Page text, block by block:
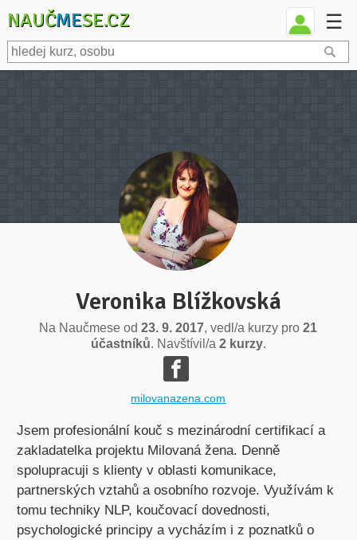
NAUČMESE.CZ ☰
Veronika Blížkovská
Na Naučmese od23. 9. 2017, vedl/a kurzy pro21
účastníků. Navštívil/a 2 kurzy.
milovanazena.com
Jsem profesionální kouč s mezinárodní certifikací a
zakladatelka projektu Milovaná žena. Denně
spolupracuji s klienty v oblasti komunikace,
partnerských vztahů a osobního rozvoje. Využívám k
tomu techniky NLP, koučovací dovednosti,
psychologické principy a vycházím i z poznatků o